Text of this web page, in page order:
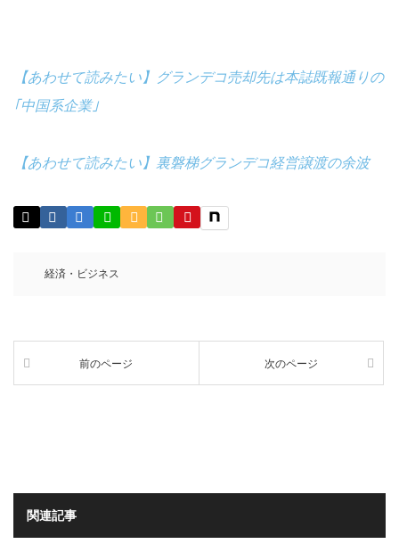
【あわせて読みたい】グランデコ売却先は本誌既報通りの
｢中国系企業｣
【あわせて読みたい】裏磐梯グランデコ経営譲渡の余波
経済・ビジネス
前のページ 次のページ
関連記事